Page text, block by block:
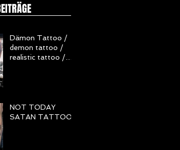
Dämon Tattoo /
demon tattoo /
realistic tattoo /
NOT TODAY
SATAN TATTOO